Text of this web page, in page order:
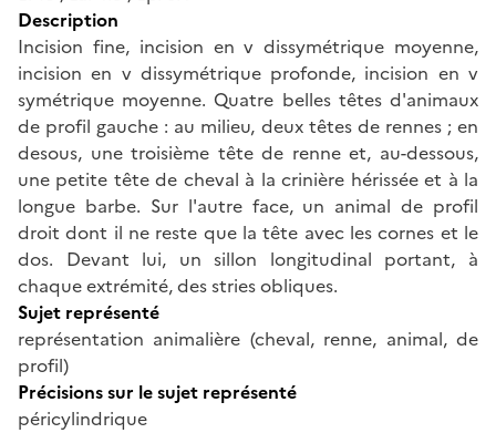
Description
Incision fine, incision en v dissymétrique moyenne,
incision en v dissymétrique profonde, incision en v
symétrique moyenne. Quatre belles têtes d'animaux
de profil gauche : au milieu, deux têtes de rennes ; en
desous, une troisième tête de renne et, au-dessous,
une petite tête de cheval à la crinière hérissée et à la
longue barbe. Sur l'autre face, un animal de profil
droit dont il ne reste que la tête avec les cornes et le
dos. Devant lui, un sillon longitudinal portant, à
chaque extrémité, des stries obliques.
Sujet représenté
représentation animalière (cheval, renne, animal, de
profil)
Précisions sur le sujet représenté
péricylindrique